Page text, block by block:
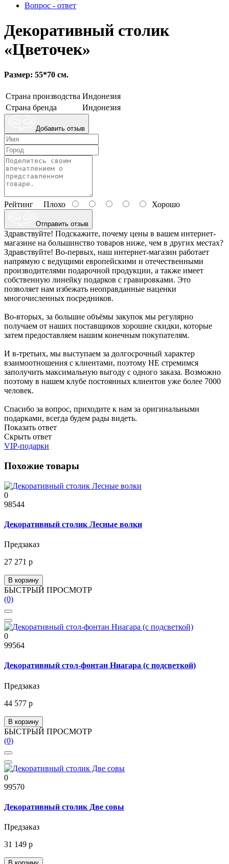
Вопрос - ответ
Декоративный столик
«Цветочек»
Размер: 55*70 см.
Страна производства Индонезия
Страна бренда
Индонезия
Добавить отзыв
Рейтинг Плохо Хорошо
Отправить отзыв
Здравствуйте! Подскажите, почему цены в вашем интернет-
магазине на большинство товаров ниже, чем в других местах?
Здравствуйте! Во-первых, наш интернет-магазин работает
напрямую с ведущими европейскими и отечественными
производителями подарочной продукции, а также имеет
собственную линейку подарков с гравировками. Это
позволяет нам избежать неоправданные наценки
многочисленных посредников.
Во-вторых, за большие объёмы закупок мы регулярно
получаем от наших поставщиков хорошие скидки, которые
затем предоставляем нашим конечным покупателям.
И в-третьих, мы выступаем за долгосрочный характер
взаимоотношения с клиентами, поэтому НЕ стремимся
заполучить максимальную выгоду с одного заказа. Возможно
поэтому в нашем клубе постоянных клиентов уже более 7000
человек.
Спасибо за вопрос, приходите к нам за оригинальными
подарками, всегда будем рады видеть.
Показать ответ
Скрыть ответ
VIP-подарки
Похожие товары
0
98544
Декоративный столик Лесные волки
Предзаказ
27 271 р
В корзину
БЫСТРЫЙ ПРОСМОТР
(0)
0
99564
Декоративный стол-фонтан Ниагара (с подсветкой)
Предзаказ
44 577 р
В корзину
БЫСТРЫЙ ПРОСМОТР
(0)
0
99570
Декоративный столик Две совы
Предзаказ
31 149 р